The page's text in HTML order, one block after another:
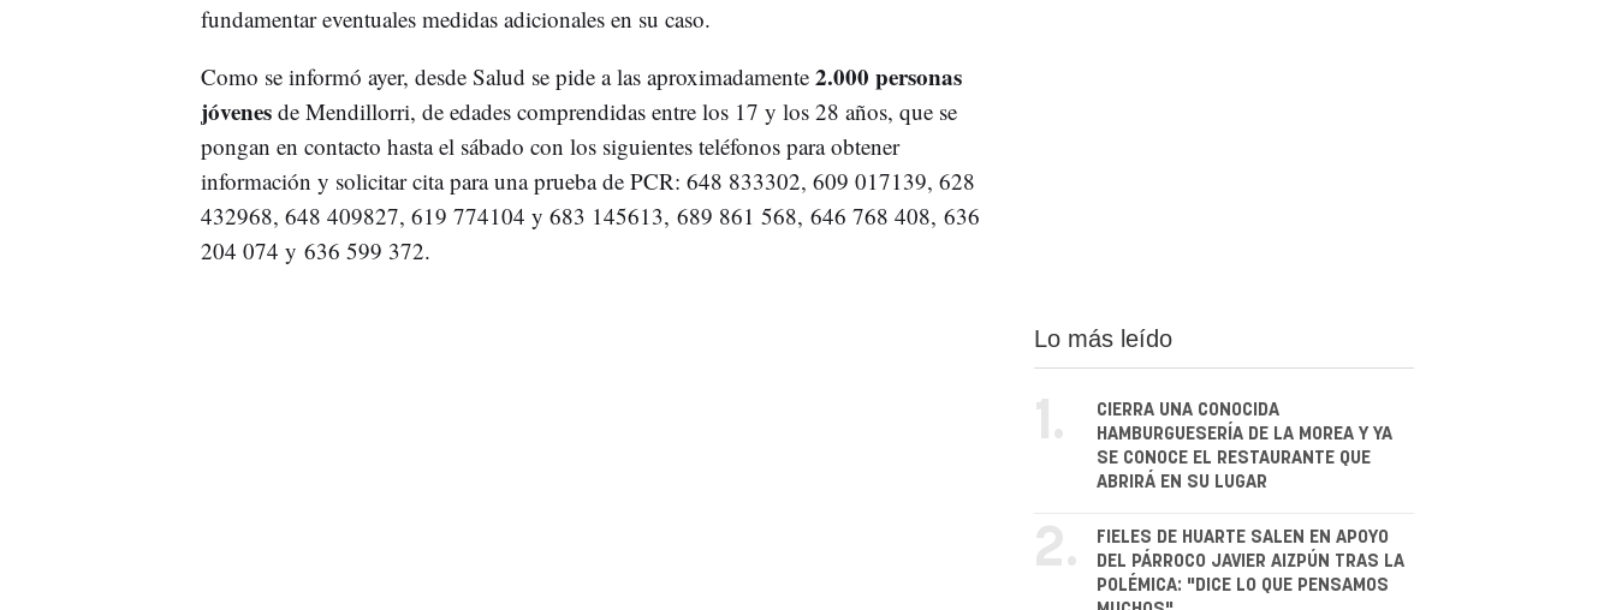
fundamentar eventuales medidas adicionales en su caso.
Como se informó ayer, desde Salud se pide a las aproximadamente 2.000 personas
jóvenes de Mendillorri, de edades comprendidas entre los 17 y los 28 años, que se
pongan en contacto hasta el sábado con los siguientes teléfonos para obtener
información y solicitar cita para una prueba de PCR: 648 833302, 609 017139, 628
432968, 648 409827, 619 774104 y 683 145613, 689 861 568, 646 768 408, 636
204 074 y 636 599 372.
Lo más leído
1.
CIERRA UNA CONOCIDA
HAMBURGUESERÍA DE LA MOREA Y YA
SE CONOCE EL RESTAURANTE QUE
ABRIRÁ EN SU LUGAR
2.
FIELES DE HUARTE SALEN EN APOYO
DEL PÁRROCO JAVIER AIZPÚN TRAS LA
POLÉMICA: "DICE LO QUE PENSAMOS